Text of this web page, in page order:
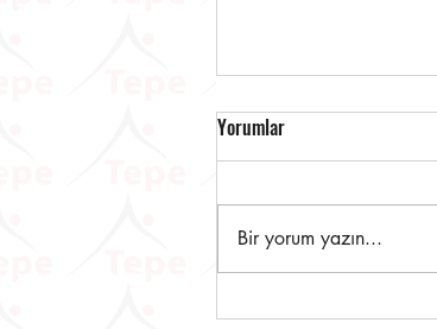
ÖTV3A, ÖTV3C VE ÖTV4
Yorumlar
Bir yorum yazın...